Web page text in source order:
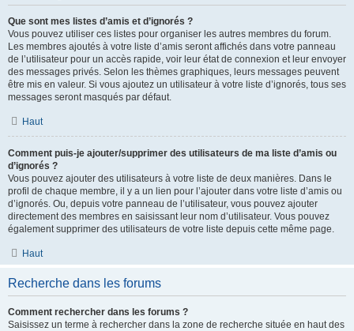
Que sont mes listes d’amis et d’ignorés ?
Vous pouvez utiliser ces listes pour organiser les autres membres du forum.
Les membres ajoutés à votre liste d’amis seront affichés dans votre panneau
de l’utilisateur pour un accès rapide, voir leur état de connexion et leur envoyer
des messages privés. Selon les thèmes graphiques, leurs messages peuvent
être mis en valeur. Si vous ajoutez un utilisateur à votre liste d’ignorés, tous ses
messages seront masqués par défaut.
Haut
Comment puis-je ajouter/supprimer des utilisateurs de ma liste d’amis ou
d’ignorés ?
Vous pouvez ajouter des utilisateurs à votre liste de deux manières. Dans le
profil de chaque membre, il y a un lien pour l’ajouter dans votre liste d’amis ou
d’ignorés. Ou, depuis votre panneau de l’utilisateur, vous pouvez ajouter
directement des membres en saisissant leur nom d’utilisateur. Vous pouvez
également supprimer des utilisateurs de votre liste depuis cette même page.
Haut
Recherche dans les forums
Comment rechercher dans les forums ?
Saisissez un terme à rechercher dans la zone de recherche située en haut des